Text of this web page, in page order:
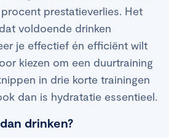
prestatieverlies. Het
voldoende drinken
je effectief én efficiënt wilt
kiezen om een duurtraining
in drie korte trainingen
dan is hydratatie essentieel.
drinken?